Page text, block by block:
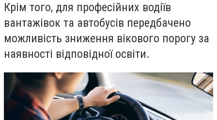
Крім того, для професійних водіїв
вантажівок та автобусів передбачено
можливість зниження вікового порогу за
наявності відповідної освіти.